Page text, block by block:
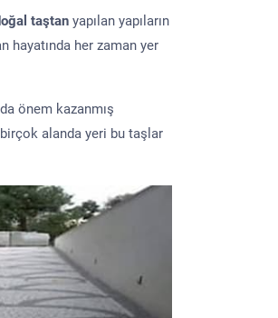
taştan yapılan yapıların
hayatında her zaman yer
önem kazanmış
alanda yeri bu taşlar